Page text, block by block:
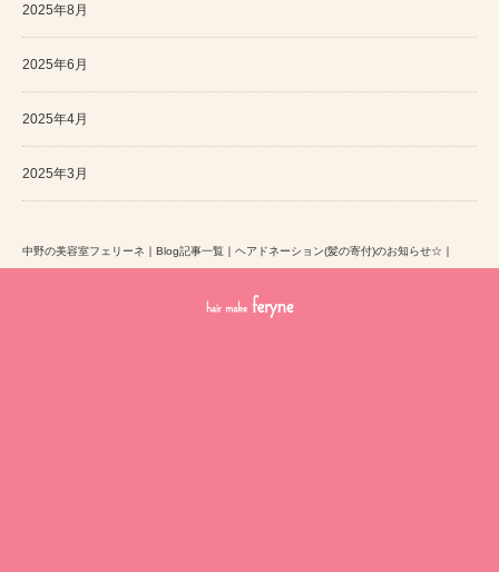
2025年8月
2025年6月
2025年4月
2025年3月
中野の美容室フェリーネ ｜ Blog記事一覧 ｜ ヘアドネーション(髪の寄付)のお知らせ☆ ｜